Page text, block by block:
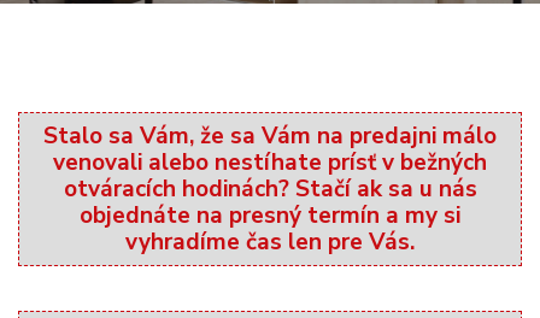
Stalo sa Vám, že sa Vám na predajni málo
venovali alebo nestíhate prísť v bežných
otváracích hodinách? Stačí ak sa u nás
objednáte na presný termín a my si
vyhradíme čas len pre Vás.